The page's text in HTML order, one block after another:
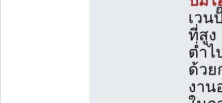
เวน
ที่สูง
ต่ำไ
ด้วย
งาน